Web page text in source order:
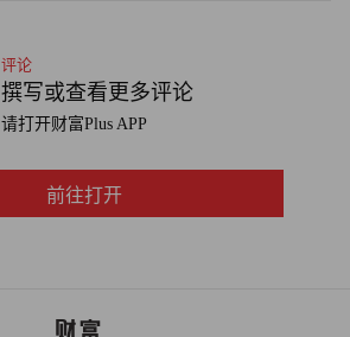
评论
撰写或查看更多评论
请打开财富Plus APP
前往打开